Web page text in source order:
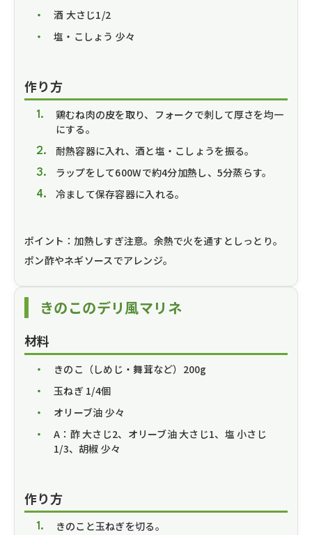
酒 大さじ1/2
塩・こしょう 少々
作り方
鶏むね肉の皮を取り、フォークで刺して厚さを均一
にする。
耐熱容器に入れ、酒と塩・こしょうを振る。
ラップをして600Wで約4分加熱し、5分蒸らす。
冷まして保存容器に入れる。
ポイント：加熱しすぎ注意。余熱で火を通すとしっとり。
ポン酢やネギソースでアレンジ。
きのこのデリ風マリネ
材料
きのこ（しめじ・舞茸など）200g
玉ねぎ 1/4個
オリーブ油 少々
A：酢 大さじ2、オリーブ油 大さじ1、塩 小さじ
1/3、胡椒 少々
作り方
きのこと玉ねぎを切る。